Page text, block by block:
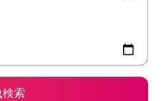
検索